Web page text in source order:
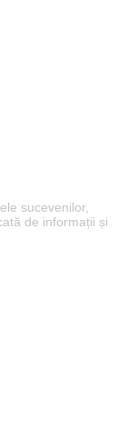
sucevenilor,
de informații și